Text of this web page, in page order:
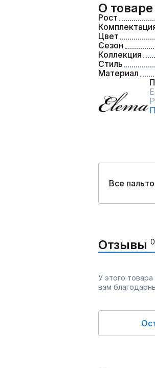
О товаре
Рост
Цвет
Сезон
Коллекция
Стиль
Материал
Все
Отзывы 0
У этого
вам